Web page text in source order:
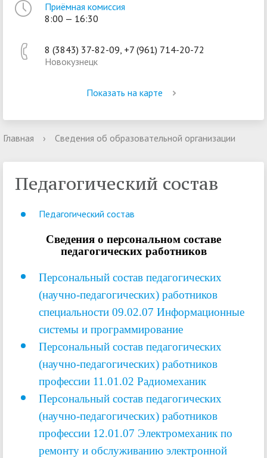
Приёмная комиссия
8:00 — 16:30
8 (3843) 37-82-09, +7 (961) 714-20-72
Новокузнецк
Показать на карте
Главная › Сведения об образовательной организации
Педагогический состав
Педагогический состав
Сведения о персональном составе
педагогических работников
Персональный состав педагогических
(научно-педагогических) работников
специальности 09.02.07 Информационные
системы и программирование
Персональный состав педагогических
(научно-педагогических) работников
профессии 11.01.02 Радиомеханик
Персональный состав педагогических
(научно-педагогических) работников
профессии 12.01.07 Электромеханик по
ремонту и обслуживанию электронной